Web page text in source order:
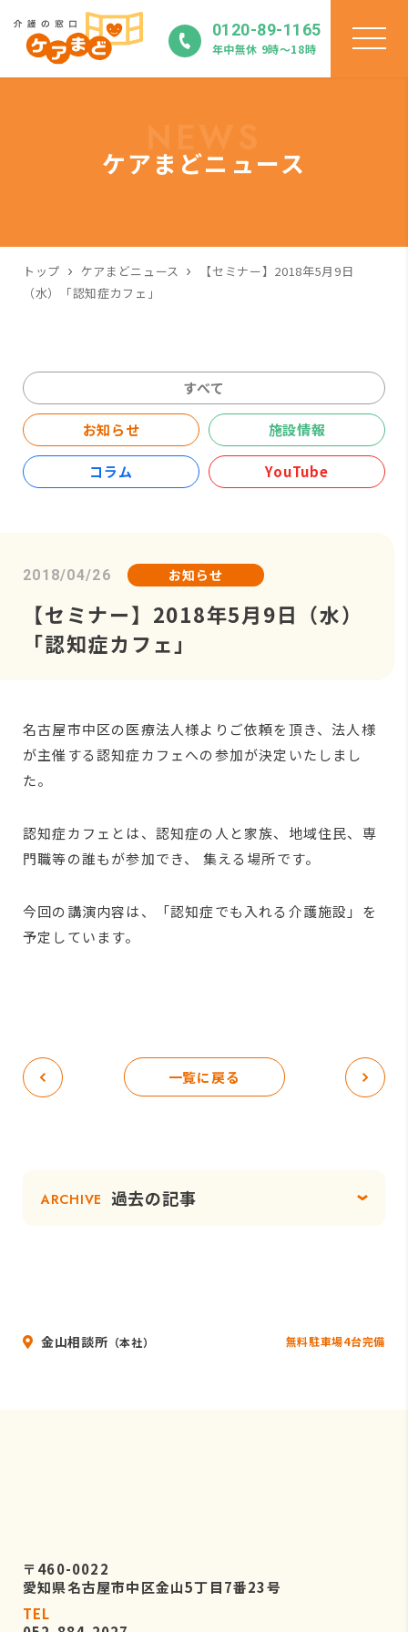
0120-89-1165
年中無休 9時〜18時
ケアまどニュース
トップ ケアまどニュース
【セミナー】2018年5月9日
（水）「認知症カフェ」
すべて
お知らせ 施設情報
コラム YouTube
2018/04/26 お知らせ
【セミナー】2018年5月9日（水）
「認知症カフェ」
名古屋市中区の医療法人様よりご依頼を頂き、法人様
が主催する認知症カフェへの参加が決定いたしまし
た。
認知症カフェとは、認知症の人と家族、地域住民、専
門職等の誰もが参加でき、 集える場所です。
今回の講演内容は、「認知症でも入れる介護施設」を
予定しています。
一覧に戻る
ARCHIVE 過去の記事
金山相談所 （本社） 無料駐車場4台完備
〒460-0022
愛知県名古屋市中区金山5丁目7番23号
TEL